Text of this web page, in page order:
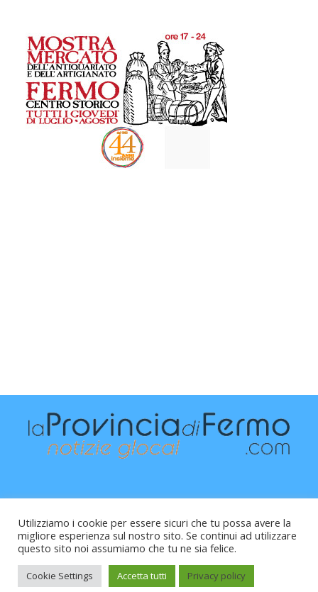
Raffaele Vitali - via Leopardi 10 - 61121 Pesaro (PU) -
Cod.Fisc VTLRFL77B02L500Y - Testata giornalistica, aut.
Utilizziamo i cookie per essere sicuri che tu possa avere la
migliore esperienza sul nostro sito. Se continui ad utilizzare
questo sito noi assumiamo che tu ne sia felice.
Cookie Settings Accetta tutti Privacy policy